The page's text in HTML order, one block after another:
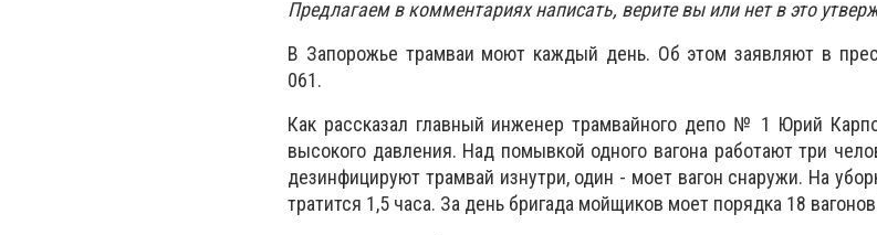
Предлагаем в комментариях написать, верите вы или нет в это
В Запорожье трамваи моют каждый день. Об этом заявляют в
061.
Как рассказал главный инженер трамвайного депо № 1 Юрий
высокого давления. Над помывкой одного вагона работают три
дезинфицируют трамвай изнутри, один - моет вагон снаружи. На
тратится 1,5 часа. За день бригада мойщиков моет порядка 18